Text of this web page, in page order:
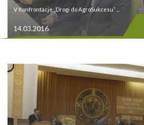
V Konfrontacje „Drogi do AgroSukcesu” ...
14.03.2016